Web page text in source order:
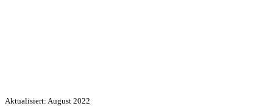
Aktualisiert: August 2022